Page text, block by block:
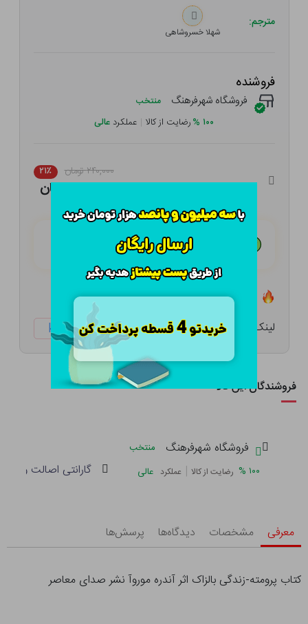
مترجم:
شهلا خسروشاهی
فروشنده
فروشگاه شهرفرهنگ منتخب
۱۰۰ %رضایت از کالا | عملکرد عالی
۲۴۰,۰۰۰ تومان ۲۱٪
۱۸۹,۶۰۰ تومان
هـر قسط با تــرب‌پــی:
تعداد ۰ عدد در انبار موجود است
لینک کوتاه: ketabtala.com/sbp-41583
فروشندگان این کالا
فروشگاه شهرفرهنگ
منتخب
۱۰۰ % رضایت از کالا | عملکرد عالی گارانتی اصالت و
معرفی مشخصات دیدگاه‌ها پرسش‌ها
کتاب پرومته-زندگی بالزاک اثر آندره موروآ نشر صدای معاصر